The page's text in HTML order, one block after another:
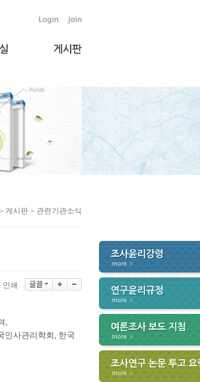
게시판 > 관련기관소식
인쇄
,
인사관리학회, 한국